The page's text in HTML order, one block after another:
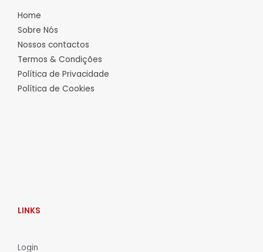
Home
Sobre Nós
Nossos contactos
Termos & Condições
Política de Privacidade
Política de Cookies
LINKS
Login